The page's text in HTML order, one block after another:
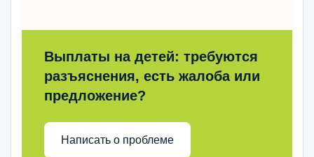
Выплаты на детей: требуются
разъяснения, есть жалоба или
предложение?
Написать о проблеме